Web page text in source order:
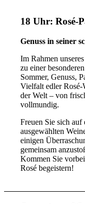
18 Uhr: Rosé-
Genuss in seiner
Im Rahmen
zu einer
Sommer, Genuss,
Vielfalt edler Rosé-
der Welt – von
vollmundig.
Freuen Sie sich
ausgewählten
einigen
gemeinsam
Kommen Sie
Rosé begeistern!